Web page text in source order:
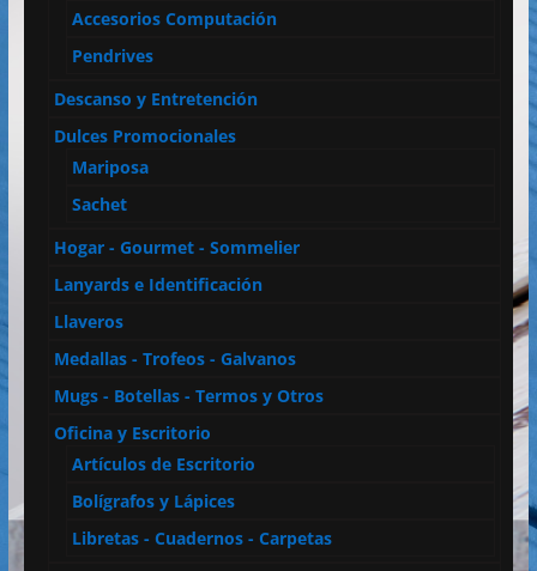
Accesorios Computación
Pendrives
Descanso y Entretención
Dulces Promocionales
Mariposa
Sachet
Hogar - Gourmet - Sommelier
Lanyards e Identificación
Llaveros
Medallas - Trofeos - Galvanos
Mugs - Botellas - Termos y Otros
Oficina y Escritorio
Artículos de Escritorio
Bolígrafos y Lápices
Libretas - Cuadernos - Carpetas